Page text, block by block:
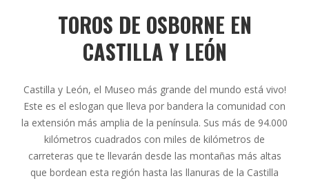
TOROS DE OSBORNE EN
CASTILLA Y LEÓN
Castilla y León, el Museo más grande del mundo está vivo!
Este es el eslogan que lleva por bandera la comunidad con
la extensión más amplia de la península. Sus más de 94.000
kilómetros cuadrados con miles de kilómetros de
carreteras que te llevarán desde las montañas más altas
que bordean esta región hasta las llanuras de la Castilla